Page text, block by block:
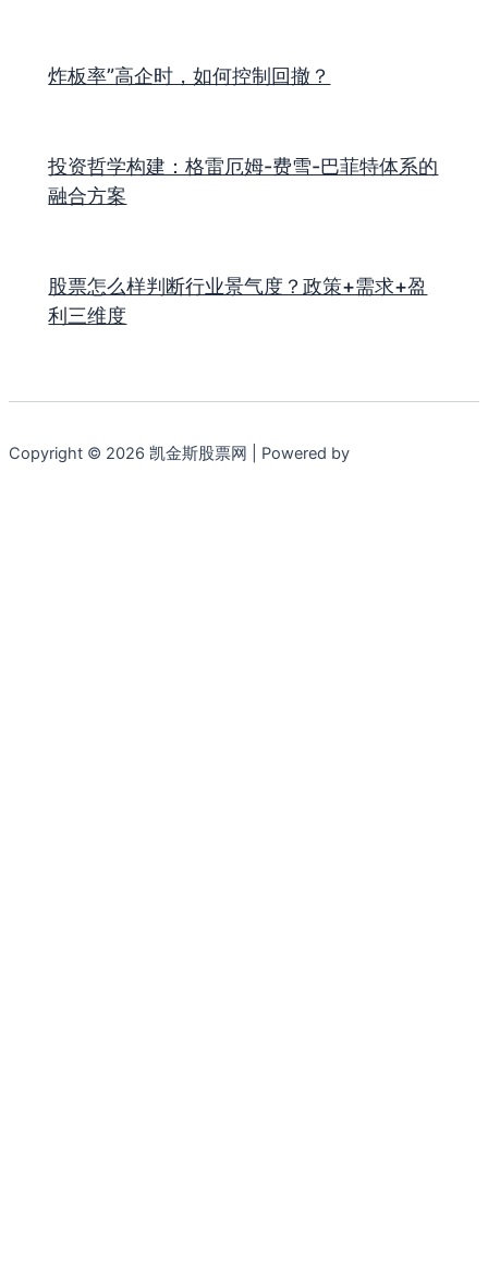
炸板率”高企时，如何控制回撤？
投资哲学构建：格雷厄姆-费雪-巴菲特体系的
融合方案
股票怎么样判断行业景气度？政策+需求+盈
利三维度
Copyright © 2026 凯金斯股票网 | Powered by